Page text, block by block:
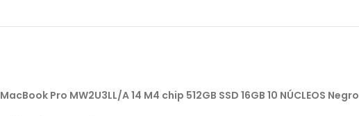
MacBook Pro MW2U3LL/A 14 M4 chip 512GB SSD 16GB 10 NÚCLEOS Negro